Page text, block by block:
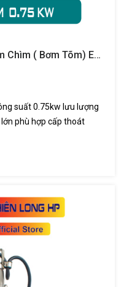
0,75 Kw – Phi 42 Mm Máy Bơm Chìm ( Bơm Tõm) Enkata-ThiênLong HP
suất 0.75kw lưu lượng
phù hợp cấp thoát
dựng cấp nước sạch...